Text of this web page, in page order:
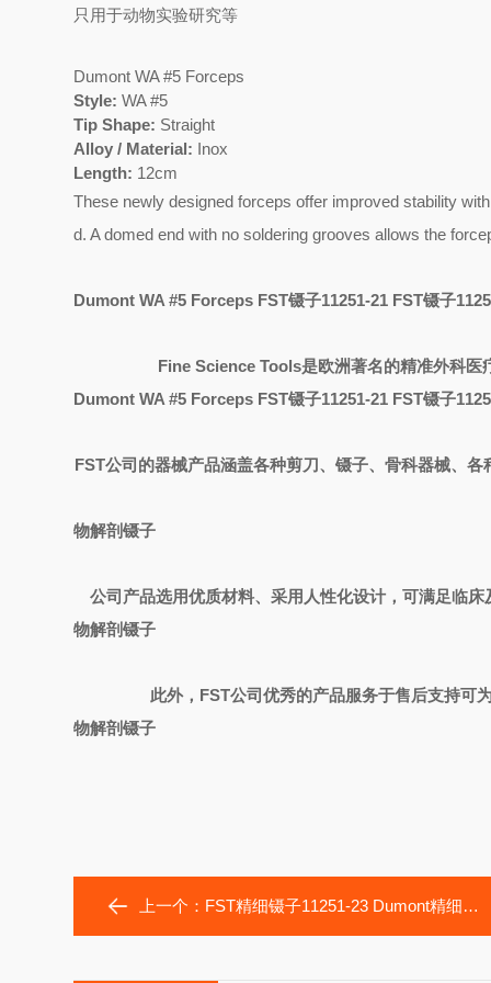
只用于动物实验研究等
Dumont WA #5 Forceps
Style: WA #5
Tip Shape: Straight
Alloy / Material: Inox
Length: 12cm
These newly designed forceps offer improved stability
d. A domed end with no soldering grooves allows the
Dumont WA #5 Forceps FST镊子11251-21 FST镊子
Fine Science Tools是欧洲著名的精准外科医
Dumont WA #5 Forceps FST镊子11251-21 FST镊子
FST公司的器械产品涵盖各种剪刀、镊子、骨科器械、
物解剖镊子
公司产品选用优质材料、采用人性化设计，可满足临
物解剖镊子
此外， FST公司优秀的产品服务于售后支持可
物解剖镊子
上一个： FST精细镊子11251-23 Dumont精细解剖镊子5号 动物解剖镊子 5号显微镊子